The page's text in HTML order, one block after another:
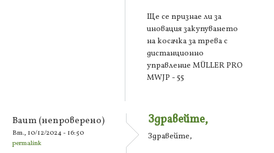
Ще се признае ли за
иновация закупуването
на косачка за трева с
дистанционно
управление MÜLLER PRO
MWJP - 55
Ваит (непроверено)
Вт., 10/12/2024 - 16:50
permalink
Здравейте,
Здравейте,